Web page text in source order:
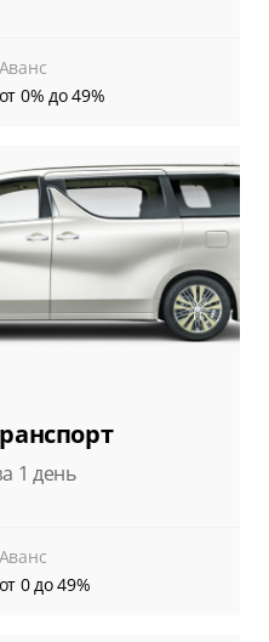
Аванс
от 0% до 49%
1 день
Аванс
от 0 до 49%